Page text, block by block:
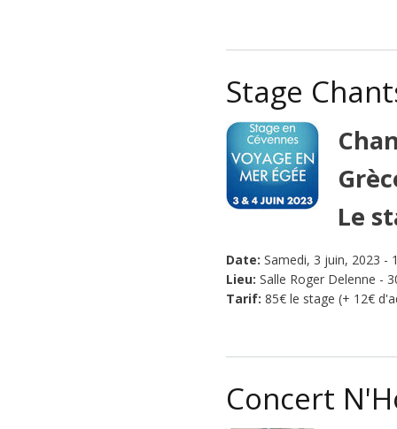
Stage
Le
Date: Samedi, 3 juin, 2023 -
Lieu: Salle Roger Delenne -
Tarif: 85€ le stage (+ 12€
Concert